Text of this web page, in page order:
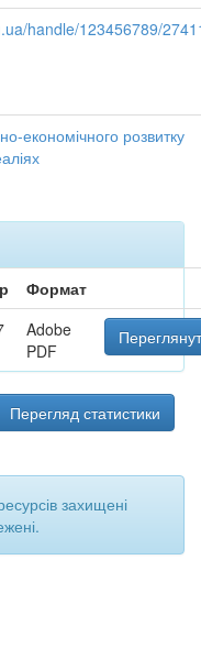
handle/123456789/
економічного розвитку
Формат
Adobe
PDF
Перегляд статистики
захищені